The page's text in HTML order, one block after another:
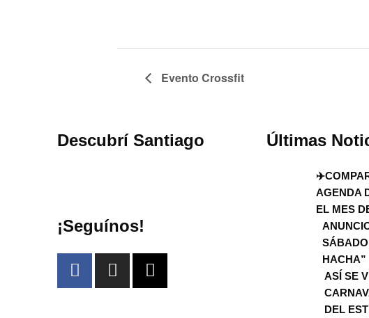
Evento Crossfit
Descubrí Santiago
¡Seguínos!
Últimas
AGENDA
EL MES
HACHA”
ASÍ SE
DEL